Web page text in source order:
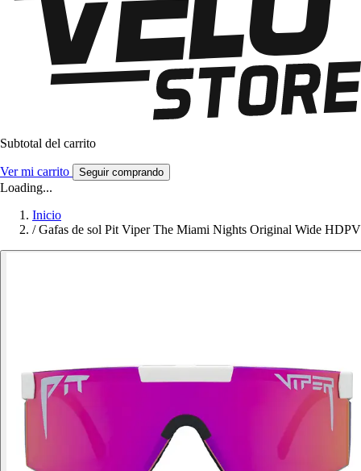
Subtotal del carrito
Ver mi carrito Seguir comprando
Loading...
Inicio
/ Gafas de sol Pit Viper The Miami Nights Original Wide HDPV